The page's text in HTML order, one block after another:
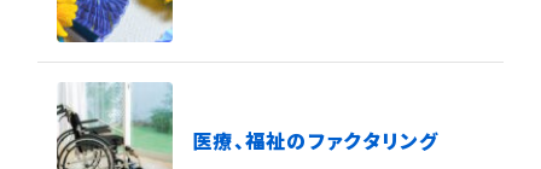
医療、福祉のファクタリング